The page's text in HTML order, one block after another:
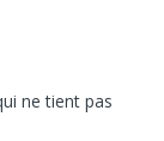
ne tient pas